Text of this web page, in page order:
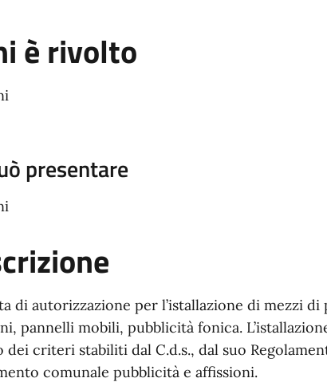
è rivolto
presentare
di autorizzazione per l’istallazione di mezzi
pannelli mobili, pubblicità fonica.
dei criteri stabiliti dal C.d.s., dal suo
comunale pubblicità e affissioni.